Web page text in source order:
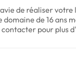
de réaliser votre
domaine de 16 ans
contacter pour plus